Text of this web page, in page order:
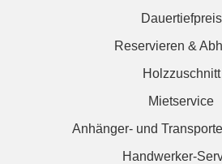
Dauertiefpreis
Reservieren &
Holzzuschnitt
Mietservice
Anhänger- und
Handwerker-